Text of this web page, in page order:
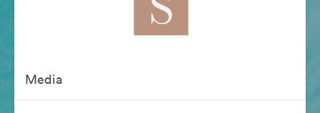
Media